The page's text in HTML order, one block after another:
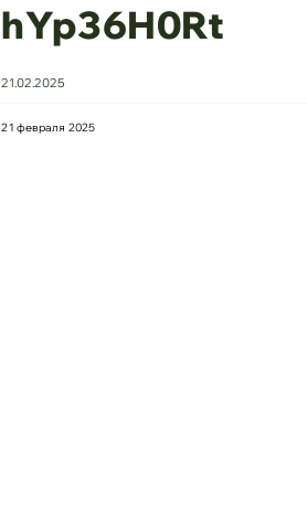
hYp36H0Rt
21.02.2025
21 февраля 2025